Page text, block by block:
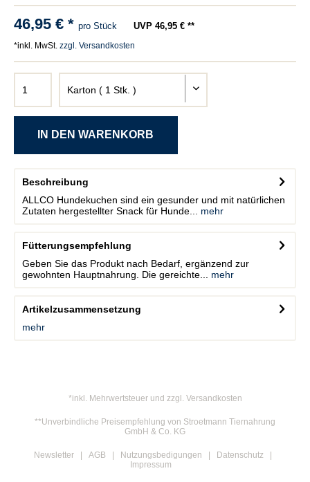
46,95 € * pro Stück UVP 46,95 € **
*inkl. MwSt. zzgl. Versandkosten
Beschreibung
ALLCO Hundekuchen sind ein gesunder und mit natürlichen
Zutaten hergestellter Snack für Hunde...
mehr
Fütterungsempfehlung
Geben Sie das Produkt nach Bedarf, ergänzend zur
gewohnten Hauptnahrung. Die gereichte...
mehr
Artikelzusammensetzung
mehr
*inkl. Mehrwertsteuer und zzgl. Versandkosten
**Unverbindliche Preisempfehlung von Stroetmann Tiernahrung
GmbH & Co. KG
Newsletter AGB Nutzungsbedigungen
Datenschutz
Impressum